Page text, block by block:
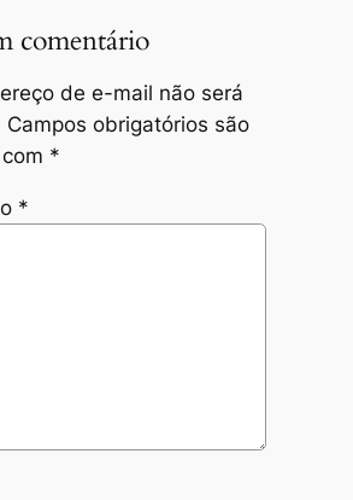
comentário
de e-mail não será
Campos obrigatórios são
*
*